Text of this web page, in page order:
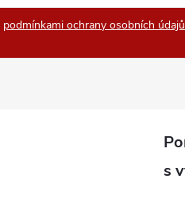
podmínkami ochrany osobních údajů